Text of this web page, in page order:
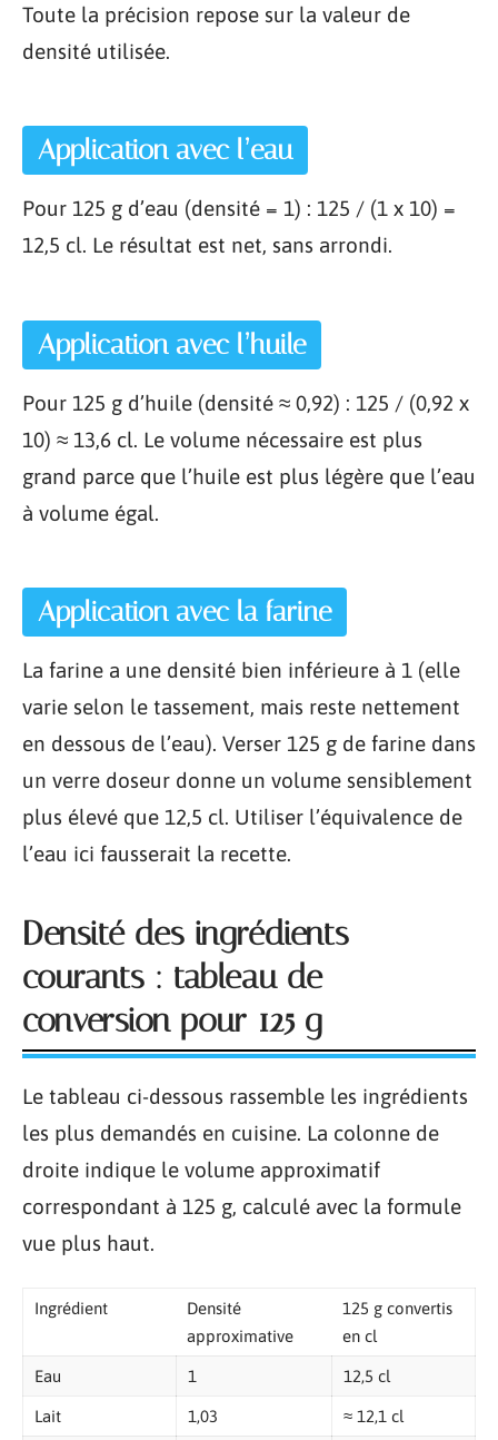
Toute la précision repose sur la valeur de
densité utilisée.
Application avec l’eau
Pour 125 g d’eau (densité = 1) : 125 / (1 x 10) =
12,5 cl. Le résultat est net, sans arrondi.
Application avec l’huile
Pour 125 g d’huile (densité ≈ 0,92) : 125 / (0,92 x
10) ≈ 13,6 cl. Le volume nécessaire est plus
grand parce que l’huile est plus légère que l’eau
à volume égal.
Application avec la farine
La farine a une densité bien inférieure à 1 (elle
varie selon le tassement, mais reste nettement
en dessous de l’eau). Verser 125 g de farine dans
un verre doseur donne un volume sensiblement
plus élevé que 12,5 cl. Utiliser l’équivalence de
l’eau ici fausserait la recette.
Densité des ingrédients
courants : tableau de
conversion pour 125 g
Le tableau ci-dessous rassemble les ingrédients
les plus demandés en cuisine. La colonne de
droite indique le volume approximatif
correspondant à 125 g, calculé avec la formule
vue plus haut.
Ingrédient
Densité
approximative
125 g convertis
en cl
Eau 1 12,5 cl
Lait 1,03 ≈ 12,1 cl